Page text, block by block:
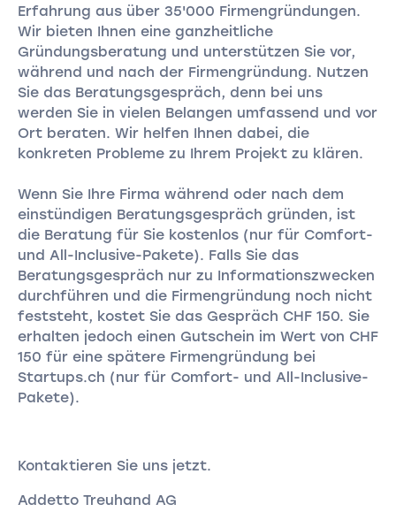
Erfahrung aus über 35'000 Firmengründungen.
Wir bieten Ihnen eine ganzheitliche
Gründungsberatung und unterstützen Sie vor,
während und nach der Firmengründung. Nutzen
Sie das Beratungsgespräch, denn bei uns
werden Sie in vielen Belangen umfassend und vor
Ort beraten. Wir helfen Ihnen dabei, die
konkreten Probleme zu Ihrem Projekt zu klären.
Wenn Sie Ihre Firma während oder nach dem
einstündigen Beratungsgespräch gründen, ist
die Beratung für Sie kostenlos (nur für Comfort-
und All-Inclusive-Pakete). Falls Sie das
Beratungsgespräch nur zu Informationszwecken
durchführen und die Firmengründung noch nicht
feststeht, kostet Sie das Gespräch CHF 150. Sie
erhalten jedoch einen Gutschein im Wert von CHF
150 für eine spätere Firmengründung bei
Startups.ch (nur für Comfort- und All-Inclusive-
Pakete).
Kontaktieren Sie uns jetzt.
Addetto Treuhand AG